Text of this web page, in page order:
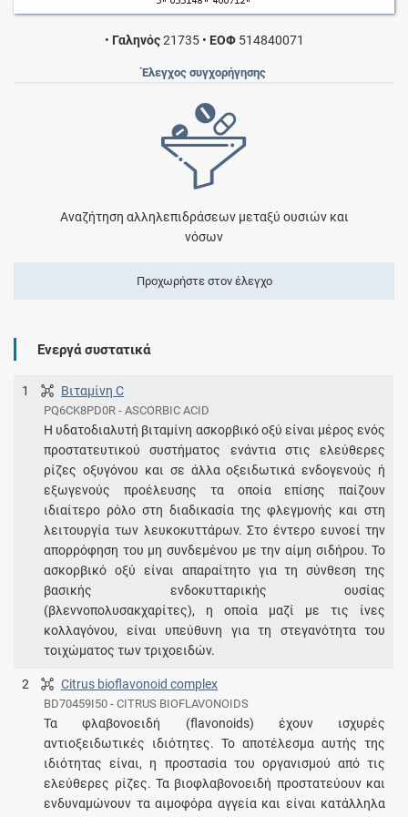
• Γαληνός21735 • ΕΟΦ514840071
Έλεγχος συγχορήγησης
Αναζήτηση αλληλεπιδράσεων μεταξύ ουσιών και
νόσων
Προχωρήστε στον έλεγχο
Ενεργά συστατικά
1 Βιταμίνη C
PQ6CK8PD0R - ASCORBIC ACID
Η υδατοδιαλυτή βιταμίνη ασκορβικό οξύ είναι μέρος ενός
προστατευτικού συστήματος ενάντια στις ελεύθερες
ρίζες οξυγόνου και σε άλλα οξειδωτικά ενδογενούς ή
εξωγενούς προέλευσης τα οποία επίσης παίζουν
ιδιαίτερο ρόλο στη διαδικασία της φλεγμονής και στη
λειτουργία των λευκοκυττάρων. Στο έντερο ευνοεί την
απορρόφηση του μη συνδεμένου με την αίμη σιδήρου. Το
ασκορβικό οξύ είναι απαραίτητο για τη σύνθεση της
βασικής ενδοκυτταρικής ουσίας
(βλεννοπολυσακχαρίτες), η οποία μαζί με τις ίνες
κολλαγόνου, είναι υπεύθυνη για τη στεγανότητα του
τοιχώματος των τριχοειδών.
2 Citrus bioflavonoid complex
BD70459I50 - CITRUS BIOFLAVONOIDS
Τα φλαβονοειδή (flavonoids) έχουν ισχυρές
αντιοξειδωτικές ιδιότητες. Το αποτέλεσμα αυτής της
ιδιότητας είναι, η προστασία του οργανισμού από τις
ελεύθερες ρίζες. Τα βιοφλαβονοειδή προστατεύουν και
ενδυναμώνουν τα αιμοφόρα αγγεία και είναι κατάλληλα